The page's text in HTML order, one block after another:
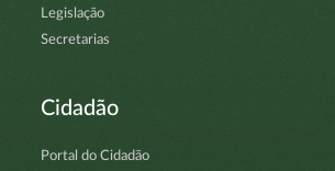
Legislação
Secretarias
Cidadão
Portal do Cidadão